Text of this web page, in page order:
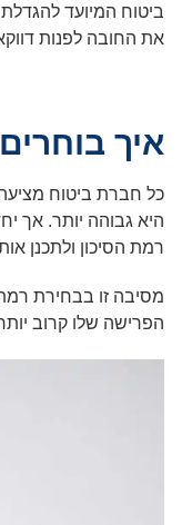
ביטוח המיועד
את החובה לפנות
איך
כל חברת ביטוח
היא גבוהה יותר. אך
רמת הסיכון ולתכנן
מסיבה זו בבחירת רמת
הפרישה שלו קרוב